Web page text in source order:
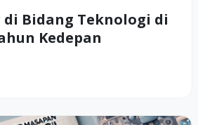
di Bidang Teknologi di
Kedepan